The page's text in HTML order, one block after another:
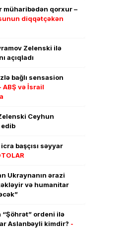
müharibədən qorxur –
Zelenski ilə
açıqladı
bağlı sensasion
ABŞ və İsrail
Ceyhun
başçısı səyyar
Ukraynanın ərazi
və humanitar
ordeni ilə
Aslanbəyli kimdir? -